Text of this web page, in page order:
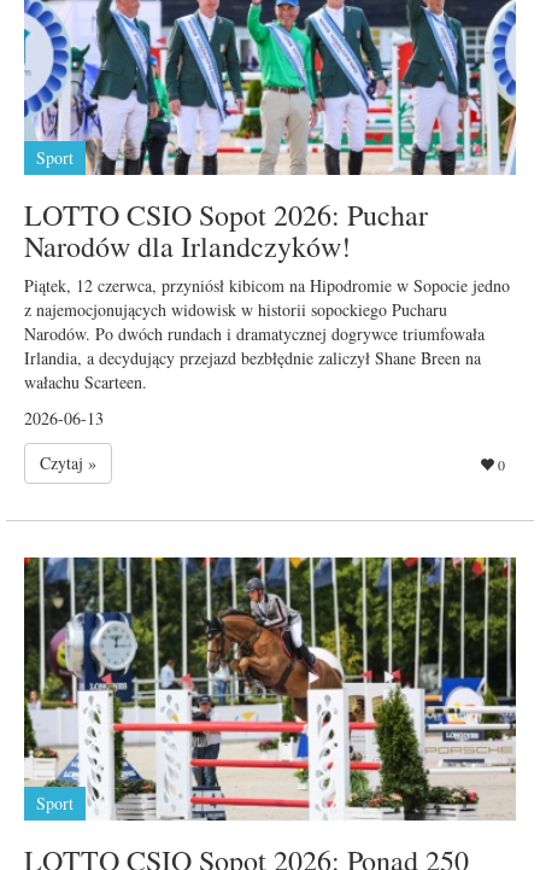
Sport
LOTTO CSIO Sopot 2026: Puchar
Narodów dla Irlandczyków!
Piątek, 12 czerwca, przyniósł kibicom na Hipodromie w Sopocie jedno
z najemocjonujących widowisk w historii sopockiego Pucharu
Narodów. Po dwóch rundach i dramatycznej dogrywce triumfowała
Irlandia, a decydujący przejazd bezbłędnie zaliczył Shane Breen na
wałachu Scarteen.
2026-06-13
Czytaj »
0
Sport
LOTTO CSIO Sopot 2026: Ponad 250